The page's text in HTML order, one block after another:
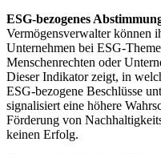
ESG-bezogenes
Vermögensverwalter können
Unternehmen bei ESG-
Menschenrechten oder
Dieser Indikator zeigt, in
ESG-bezogene Beschlüsse
signalisiert eine höhere
Förderung von
keinen Erfolg.